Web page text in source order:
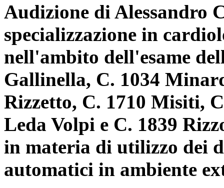
Audizione di Alessandro
specializzazione in
nell'ambito dell'esame
Gallinella, C. 1034
Rizzetto, C. 1710 Misiti,
Leda Volpi e C. 1839
in materia di utilizzo dei
automatici in ambiente